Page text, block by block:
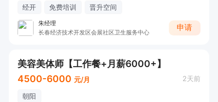
经开 免费培训 晋升空间
朱经理
长春经济技术开发区会展社区卫生服务中心
申请
美容美体师【工作餐+月薪6000+】
4500-6000 元/月 2天前
朝阳